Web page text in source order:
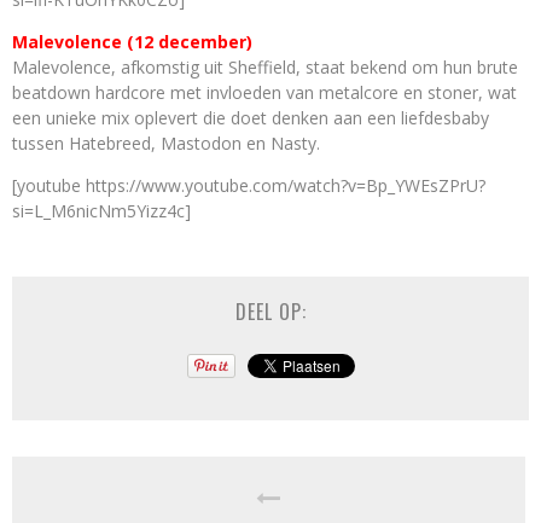
Malevolence (12 december)
Malevolence, afkomstig uit Sheffield, staat bekend om hun brute
beatdown hardcore met invloeden van metalcore en stoner, wat
een unieke mix oplevert die doet denken aan een liefdesbaby
tussen Hatebreed, Mastodon en Nasty.
[youtube https://www.youtube.com/watch?v=Bp_YWEsZPrU?
si=L_M6nicNm5Yizz4c]
DEEL OP: